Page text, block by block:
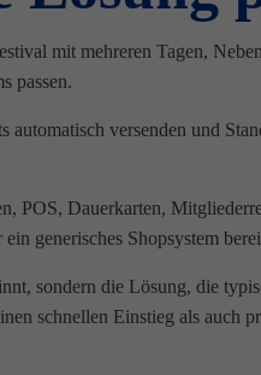
mit mehreren Tagen,
passen.
versenden und
POS, Dauerkarten,
generisches Shopsystem
sondern die Lösung, die
schnellen Einstieg als auch